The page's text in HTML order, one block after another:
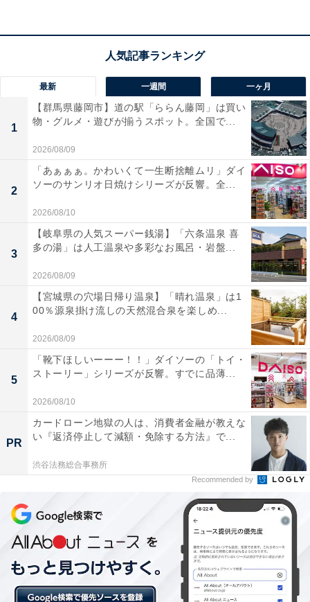
に近い平均生活費ということになります。
恋愛や結婚願望については、「あります」と回答。実家
を出る予定について、「半年後に結婚するのに伴って、
アパートを借りる予定です」と言います。
「婚約解消とともに実家暮らしへ」
実家暮らしを選んでいる理由を尋ねると「前に交際して
いた元婚約者と関係解消したため、実家に戻って来まし
た」とのこと。
「すぐに新しい彼氏が出来たのですが、お互い転職した
ばかりということもあり、まだアパートを借りて住むに
は早いと判断し、実家に住んでいます」と続けました。
「プライベートなスペースが無い」
最新 一週間 一ヶ月
1
【群馬県藤岡市】道の駅「ららん藤岡」は買い
物・グルメ・遊びが揃うスポット。全国で...
2026/08/09
2
「あぁぁぁ。かわいくて一生断捨離ムリ」ダイ
ソーのサンリオ日焼けシリーズが反響。全...
2026/08/10
3
【岐阜県の人気スーパー銭湯】「六条温泉 喜
多の湯」は人工温泉や多彩なお風呂・岩盤...
2026/08/09
4
【宮城県の穴場日帰り温泉】「晴れ温泉」は1
00％源泉掛け流しの天然混合泉を楽しめ...
2026/08/09
5
「靴下ほしいーーー！！」ダイソーの「トイ・
ストーリー」シリーズが反響。すでに品薄...
2026/08/10
PR
カードローン地獄の人は、消費者金融が教えな
い『返済停止して減額・免除する方法』で...
渋谷法務総合事務所
Recommended by